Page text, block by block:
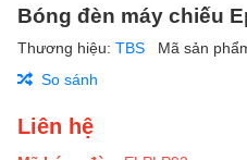
Bóng đèn máy chiếu
Thương hiệu: TBS Mã sản
So sánh
Liên hệ